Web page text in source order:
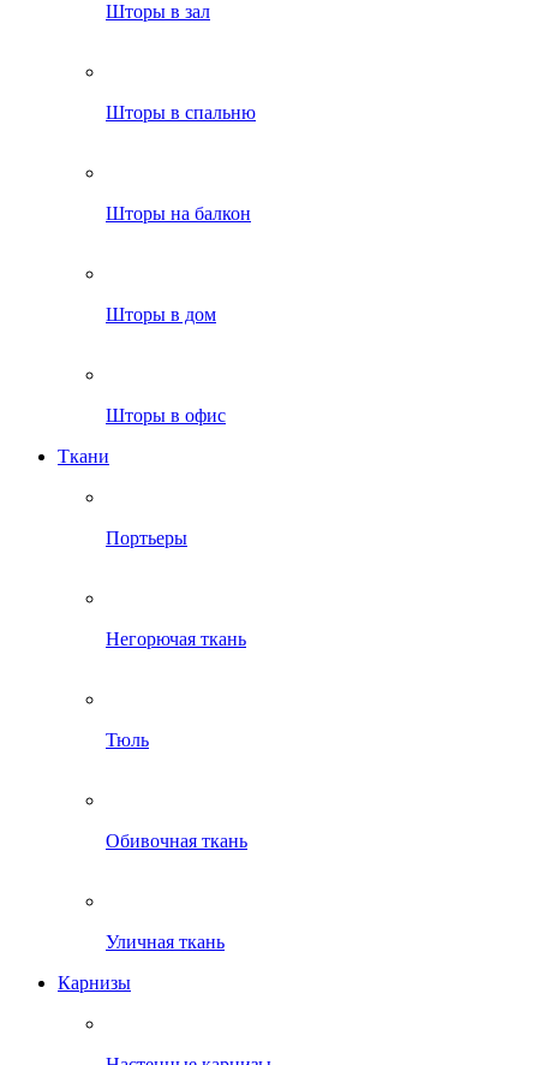
Шторы в зал
Шторы в спальню
Шторы на балкон
Шторы в дом
Шторы в офис
Ткани
Портьеры
Негорючая ткань
Тюль
Обивочная ткань
Уличная ткань
Карнизы